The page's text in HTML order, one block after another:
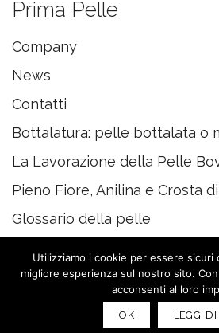
Prima Pelle
Company
News
Contatti
Bottalatura: pelle bottalata o
La Lavorazione della Pelle
Pieno Fiore, Anilina e Crosta
Glossario della pelle
© 2020
Utilizziamo i cookie per essere sicuri
migliore esperienza sul nostro sito.
acconsenti al loro
OK LEGGI DI